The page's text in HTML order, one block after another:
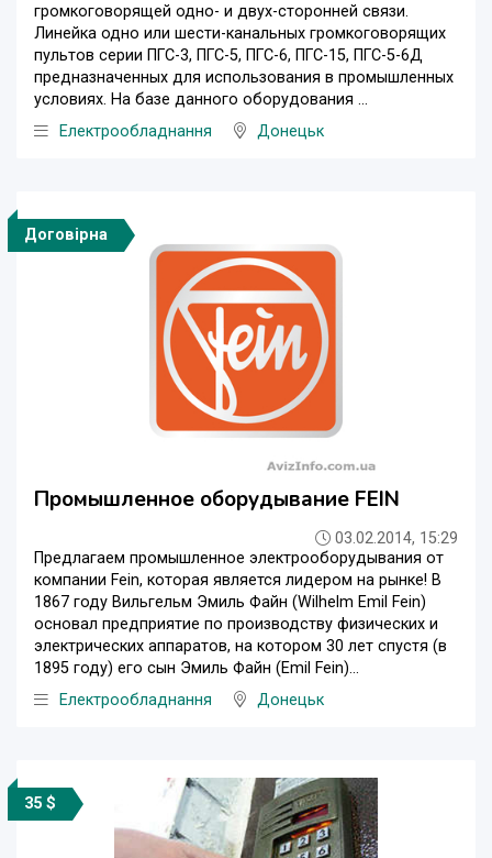
громкоговорящей одно- и двух-сторонней связи.
Линейка одно или шести-канальных громкоговорящих
пультов серии ПГС-3, ПГС-5, ПГС-6, ПГС-15, ПГС-5-6Д
предназначенных для использования в промышленных
условиях. На базе данного оборудования ...
Електрообладнання
Донецьк
Договірна
Промышленное оборудывание FEIN
03.02.2014, 15:29
Предлагаем промышленное электрооборудывания от
компании Fein, которая является лидером на рынке! В
1867 году Вильгельм Эмиль Файн (Wilhelm Emil Fein)
основал предприятие по производству физических и
электрических аппаратов, на котором 30 лет спустя (в
1895 году) его сын Эмиль Файн (Emil Fein)...
Електрообладнання
Донецьк
35 $